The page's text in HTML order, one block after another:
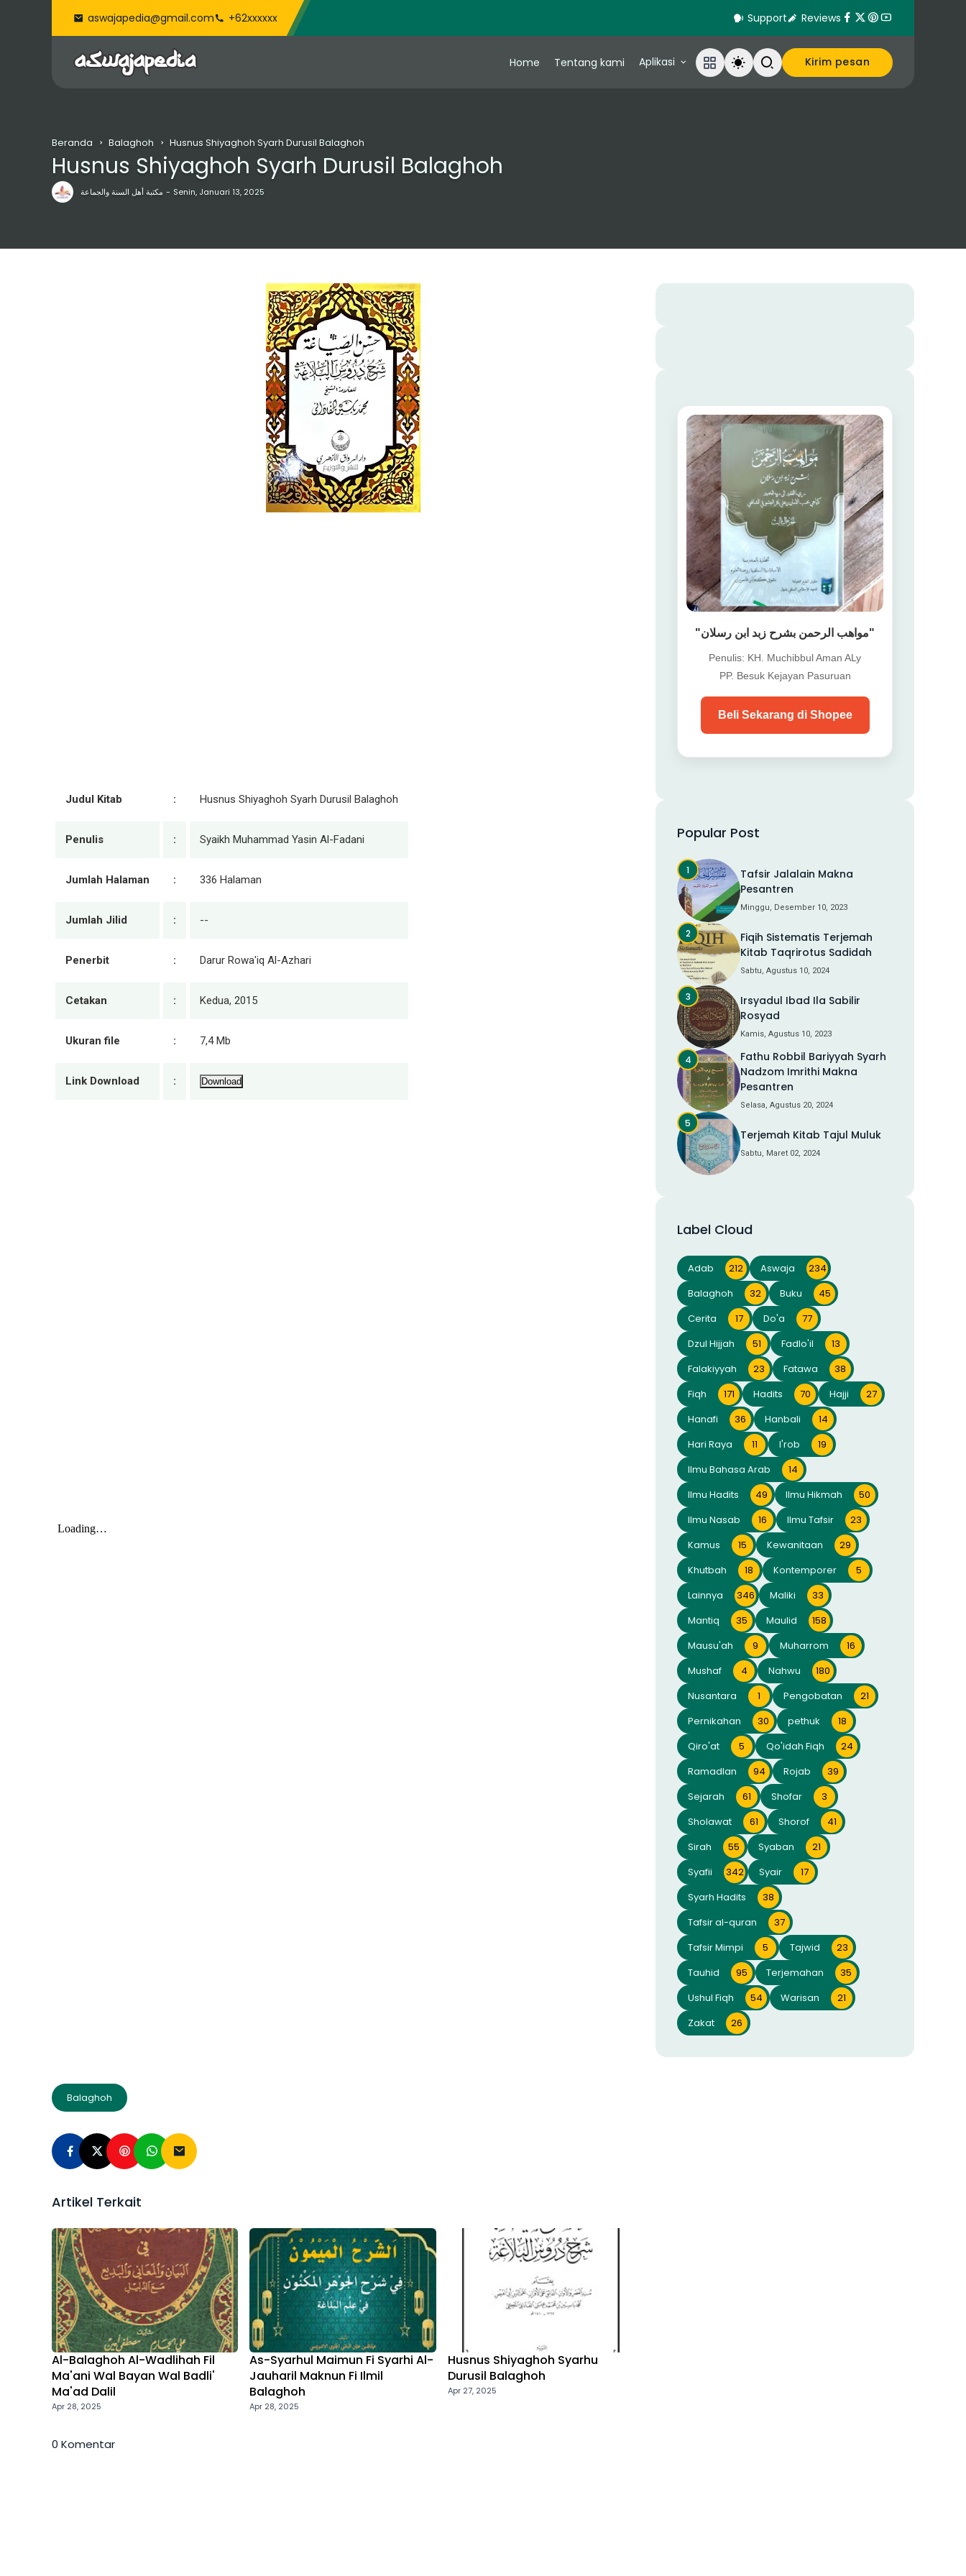
aswajapedia@gmail.com +62xxxxxx Support Reviews
Home Tentang kami Aplikasi Kirim pesan
Beranda Balaghoh Husnus Shiyaghoh Syarh Durusil Balaghoh
مكتبة أهل السنة والجماعة Senin, Januari 13, 2025
Husnus Shiyaghoh Syarh Durusil Balaghoh
Judul Kitab : Husnus Shiyaghoh Syarh Durusil Balaghoh
Penulis : Syaikh Muhammad Yasin Al-Fadani
Jumlah Halaman : 336 Halaman
Jumlah Jilid : --
Penerbit : Darur Rowa'iq Al-Azhari
Cetakan : Kedua, 2015
Ukuran file : 7,4 Mb
Link Download : Download
Balaghoh
Artikel Terkait
Al-Balaghoh Al-Wadlihah Fil
Ma'ani Wal Bayan Wal Badli'
Ma'ad Dalil
Apr 28, 2025
As-Syarhul Maimun Fi Syarhi Al-
Jauharil Maknun Fi Ilmil
Balaghoh
Apr 28, 2025
Husnus Shiyaghoh Syarhu
Durusil Balaghoh
Apr 27, 2025
0 Komentar
"مواهب الرحمن بشرح زبد ابن رسلان"
Penulis: KH. Muchibbul Aman ALy
PP. Besuk Kejayan Pasuruan
Beli Sekarang di Shopee
Popular Post
Tafsir Jalalain Makna
Pesantren
Minggu, Desember 10, 2023
Fiqih Sistematis Terjemah
Kitab Taqrirotus Sadidah
Sabtu, Agustus 10, 2024
Irsyadul Ibad Ila Sabilir
Rosyad
Kamis, Agustus 10, 2023
Fathu Robbil Bariyyah Syarh
Nadzom Imrithi Makna
Pesantren
Selasa, Agustus 20, 2024
Terjemah Kitab Tajul Muluk
Sabtu, Maret 02, 2024
Label Cloud
Adab 212 Aswaja
234
Balaghoh
32 Buku
45
Cerita
17 Do'a
77
Dzul Hijjah
51 Fadlo'il
13
Falakiyyah
23 Fatawa
38
Fiqh
171 Hadits 70 Hajji
27
Hanafi
36 Hanbali
14
Hari Raya
11 I'rob
19
Ilmu Bahasa Arab
14
Ilmu Hadits
49 Ilmu Hikmah
50
Ilmu Nasab
16 Ilmu Tafsir
23
Kamus
15 Kewanitaan
29
Khutbah
18 Kontemporer
5
Lainnya
346 Maliki
33
Mantiq
35 Maulid
158
Mausu'ah
9 Muharrom
16
Mushaf
4 Nahwu
180
Nusantara
1 Pengobatan
21
Pernikahan
30 pethuk
18
Qiro'at
5 Qo'idah Fiqh
24
Ramadlan
94 Rojab
39
Sejarah
61 Shofar
3
Sholawat
61 Shorof
41
Sirah
55 Syaban
21
Syafii
342 Syair
17
Syarh Hadits
38
Tafsir al-quran
37
Tafsir Mimpi
5 Tajwid
23
Tauhid
95 Terjemahan
35
Ushul Fiqh
54 Warisan
21
Zakat
26